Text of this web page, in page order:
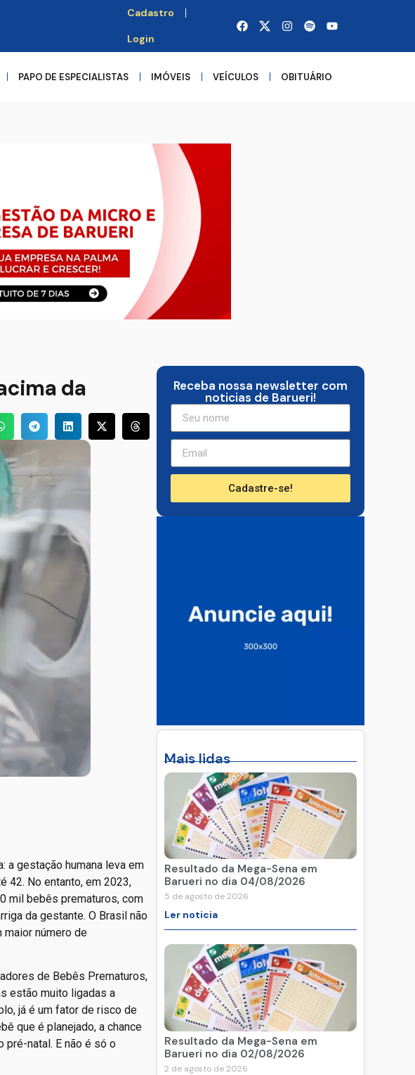
Cadastro
Login
PAPO DE ESPECIALISTAS IMÓVEIS VEÍCULOS OBITUÁRIO
da
a gestação humana leva em
42. No entanto, em 2023,
mil bebês prematuros, com
da gestante. O Brasil não
maior número de
de Bebês Prematuros,
estão muito ligadas a
já é um fator de risco de
que é planejado, a chance
pré-natal. E não é só o
Mais lidas
Resultado da Mega-Sena em
Barueri no dia 04/08/2026
5 de agosto de 2026
Ler noticia
Resultado da Mega-Sena em
Barueri no dia 02/08/2026
2 de agosto de 2026
Receba nossa newsletter com
noticias de Barueri!
Cadastre-se!